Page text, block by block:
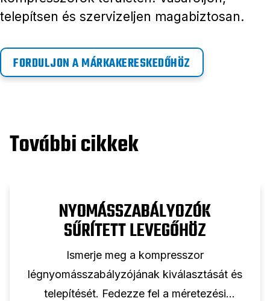
telepítsen és szervizeljen magabiztosan.
FORDULJON A MÁRKAKERESKEDŐHÖZ
További cikkek
NYOMÁSSZABÁLYOZÓK
SŰRÍTETT LEVEGŐHÖZ
Ismerje meg a kompresszor
légnyomásszabályzójának kiválasztását és
telepítését. Fedezze fel a méretezési